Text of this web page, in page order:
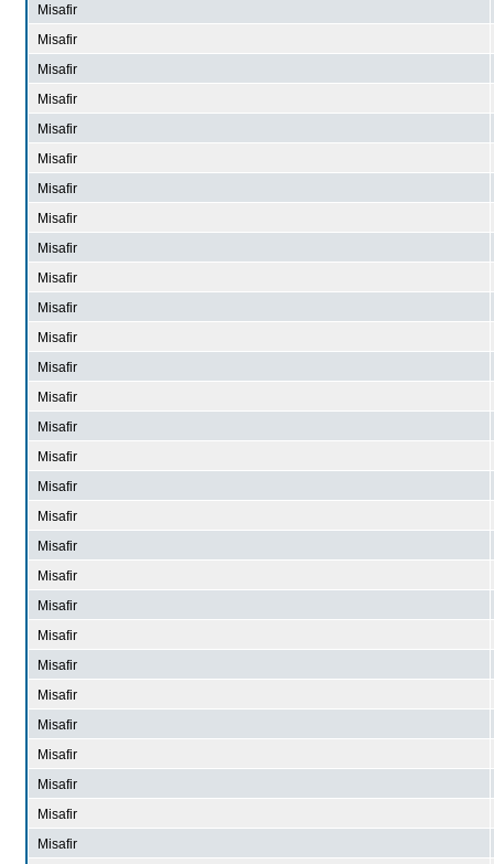
Misafir
Misafir
Misafir
Misafir
Misafir
Misafir
Misafir
Misafir
Misafir
Misafir
Misafir
Misafir
Misafir
Misafir
Misafir
Misafir
Misafir
Misafir
Misafir
Misafir
Misafir
Misafir
Misafir
Misafir
Misafir
Misafir
Misafir
Misafir
Misafir